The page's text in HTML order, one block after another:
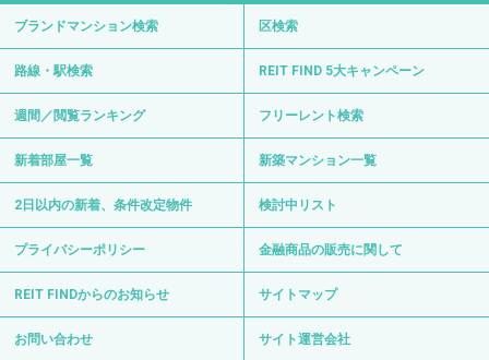
ブランドマンション検索 区検索
路線・駅検索 REIT FIND 5大キャンペーン
週間／閲覧ランキング フリーレント検索
新着部屋一覧 新築マンション一覧
2日以内の新着、条件改定物件 検討中リスト
プライバシーポリシー 金融商品の販売に関して
REIT FINDからのお知らせ サイトマップ
お問い合わせ サイト運営会社